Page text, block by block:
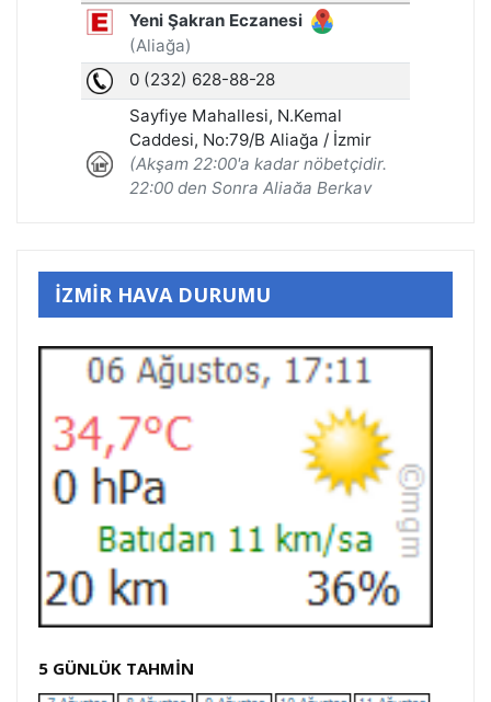
İZMİR HAVA DURUMU
5 GÜNLÜK TAHMİN